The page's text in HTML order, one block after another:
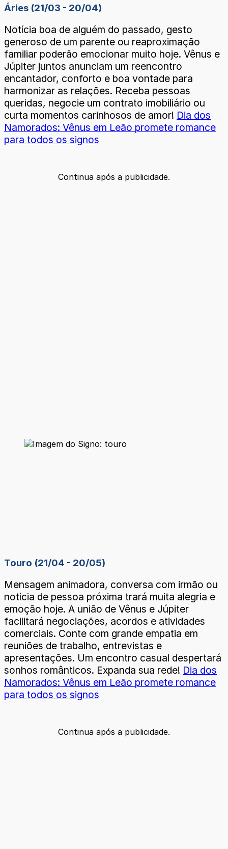
Áries (21/03 - 20/04)
Notícia boa de alguém do passado, gesto
generoso de um parente ou reaproximação
familiar poderão emocionar muito hoje. Vênus e
Júpiter juntos anunciam um reencontro
encantador, conforto e boa vontade para
harmonizar as relações. Receba pessoas
queridas, negocie um contrato imobiliário ou
curta momentos carinhosos de amor! Dia dos
Namorados: Vênus em Leão promete romance
para todos os signos
Continua após a publicidade.
Touro (21/04 - 20/05)
Mensagem animadora, conversa com irmão ou
notícia de pessoa próxima trará muita alegria e
emoção hoje. A união de Vênus e Júpiter
facilitará negociações, acordos e atividades
comerciais. Conte com grande empatia em
reuniões de trabalho, entrevistas e
apresentações. Um encontro casual despertará
sonhos românticos. Expanda sua rede! Dia dos
Namorados: Vênus em Leão promete romance
para todos os signos
Continua após a publicidade.